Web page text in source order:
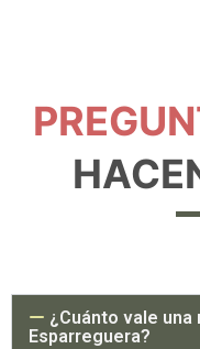
¿Cuánto vale
Esparreguera?